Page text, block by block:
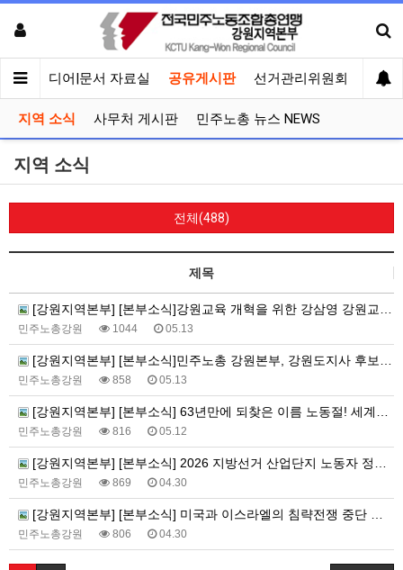
견 미디어|문서 자료실 공유게시판 선거관리위원회
지역 소식 사무처 게시판 민주노총 뉴스 NEWS
지역 소식
전체(488)
제목
[강원지역본부] [본부소식]강원교육 개혁을 위한 강삼영 강원교육감 후보-민주노총 강원지역본부 정책협약식
민주노총강원 1044 05.13
[강원지역본부] [본부소식]민주노총 강원본부, 강원도지사 후보들에 ‘5대 영역 25개 노동과제’ 제안
민주노총강원 858 05.13
[강원지역본부] [본부소식] 63년만에 되찾은 이름 노동절! 세계노동절 강원지역대회를 보다!
민주노총강원 816 05.12
[강원지역본부] [본부소식] 2026 지방선거 산업단지 노동자 정책요구 서명운동+노동자 안전권 요구 집중 선전전
민주노총강원 869 04.30
[강원지역본부] [본부소식] 미국과 이스라엘의 침략전쟁 중단 및 호르무즈 해협 파병 거부 국민동의청원 대시민 캠페인
민주노총강원 806 04.30